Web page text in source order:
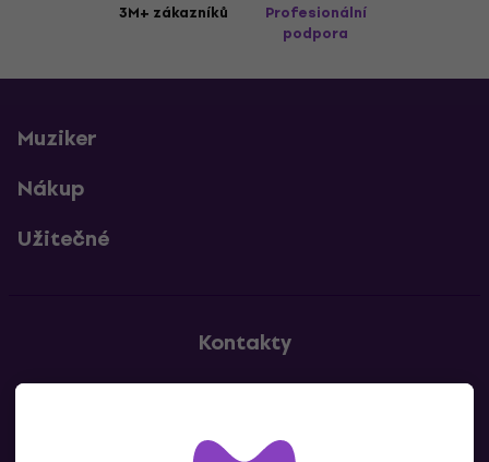
3M+ zákazníků
Profesionální
podpora
Muziker
Nákup
Užitečné
Kontakty